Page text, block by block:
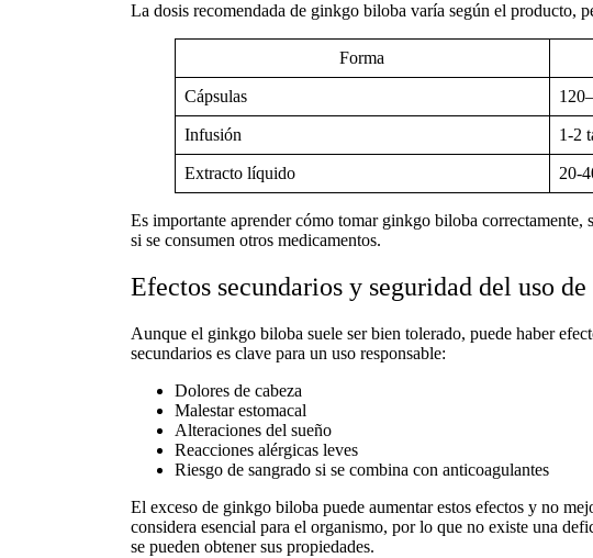
La dosis recomendada de ginkgo biloba varía según el producto,
Forma
Cápsulas
Infusión 1-2
Extracto líquido 20-
Es importante aprendercómo tomar ginkgo biloba correctamente,
si se consumen otros medicamentos.
Efectos secundarios y seguridad del uso
Aunque el ginkgo biloba suele ser bien tolerado, puede haber
secundarioses clave para un uso responsable:
Dolores de cabeza
Malestar estomacal
Alteraciones del sueño
Reacciones alérgicas leves
Riesgo de sangrado si se combina con anticoagulantes
El exceso de ginkgo biloba puede aumentar estos efectos y no
considera esencial para el organismo, por lo que no existe una
se pueden obtener sus propiedades.